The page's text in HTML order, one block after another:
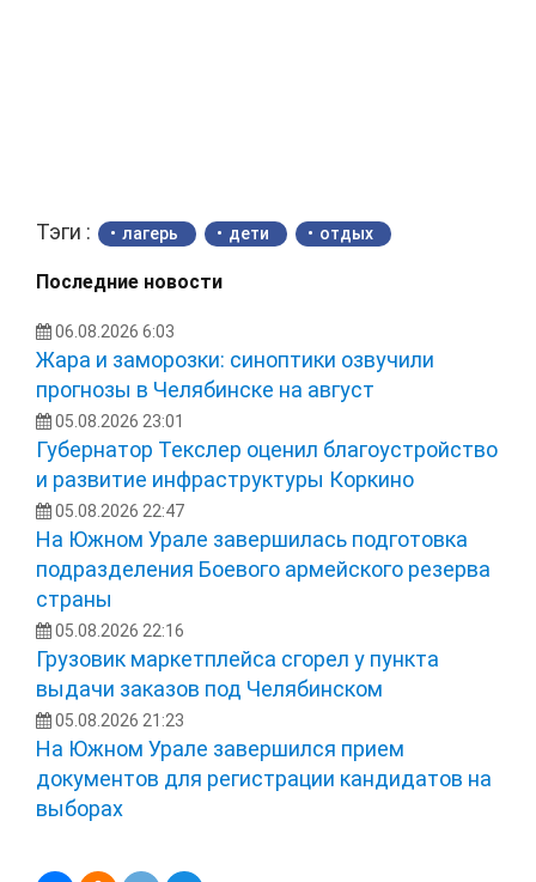
Тэги : лагерь дети отдых
Последние новости
06.08.2026 6:03
Жара и заморозки: синоптики озвучили
прогнозы в Челябинске на август
05.08.2026 23:01
Губернатор Текслер оценил благоустройство
и развитие инфраструктуры Коркино
05.08.2026 22:47
На Южном Урале завершилась подготовка
подразделения Боевого армейского резерва
страны
05.08.2026 22:16
Грузовик маркетплейса сгорел у пункта
выдачи заказов под Челябинском
05.08.2026 21:23
На Южном Урале завершился прием
документов для регистрации кандидатов на
выборах